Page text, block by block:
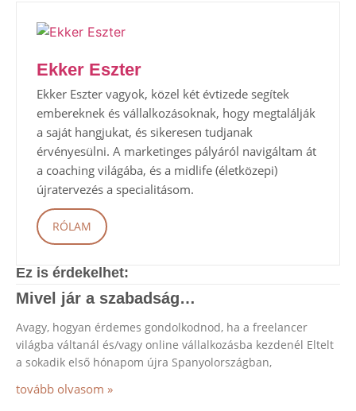
Ekker Eszter
Ekker Eszter vagyok, közel két évtizede segítek
embereknek és vállalkozásoknak, hogy megtalálják
a saját hangjukat, és sikeresen tudjanak
érvényesülni. A marketinges pályáról navigáltam át
a coaching világába, és a midlife (életközepi)
újratervezés a specialitásom.
RÓLAM
Ez is érdekelhet:
Mivel jár a szabadság…
Avagy, hogyan érdemes gondolkodnod, ha a freelancer
világba váltanál és/vagy online vállalkozásba kezdenél Eltelt
a sokadik első hónapom újra Spanyolországban,
tovább olvasom »